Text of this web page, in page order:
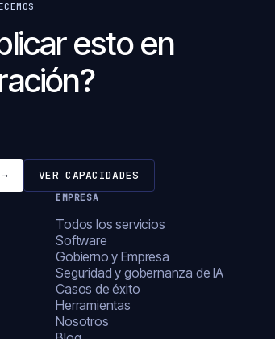
esto en
→ VER CAPACIDADES
EMPRESA
Todos los servicios
Software
Gobierno y Empresa
Seguridad y gobernanza de IA
Casos de éxito
Herramientas
Nosotros